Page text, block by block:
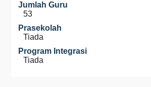
Jumlah Guru
53
Prasekolah
Tiada
Program Integrasi
Tiada